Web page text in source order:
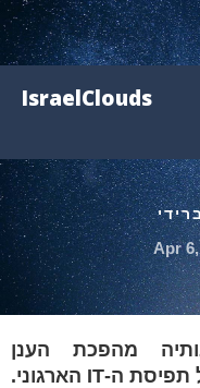
IsraelClouds
Apr
מהפכת הענן
הציבורי, השפיעו משמעותית על תפיסת ה-IT הארגוני.